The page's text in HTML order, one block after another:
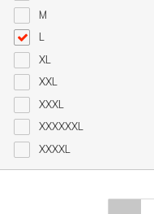
M
L
XL
XXL
XXXL
XXXXXXL
XXXXL